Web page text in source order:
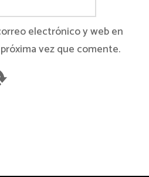
electrónico y web en
vez que comente.